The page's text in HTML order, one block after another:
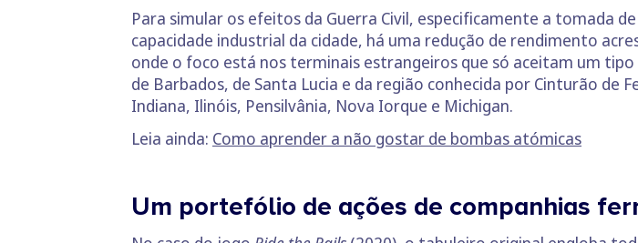
Para simular os efeitos da Guerra Civil, especificamente a tomada
capacidade industrial da cidade, há uma redução de rendimento
onde o foco está nos terminais estrangeiros que só aceitam um
de Barbados, de Santa Lucia e da região conhecida por Cinturão
Indiana, Ilinóis, Pensilvânia, Nova Iorque e Michigan.
Leia ainda: Como aprender a não gostar de bombas atómicas
Um portefólio de ações de companhias